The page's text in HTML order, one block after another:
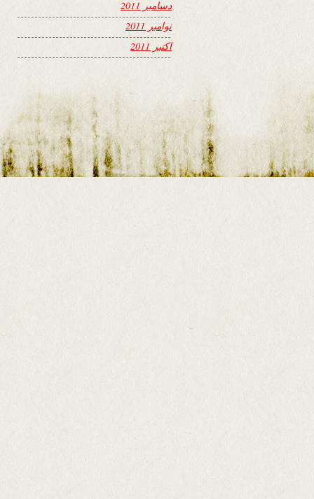
دسامبر 2011
نوامبر 2011
اکتبر 2011